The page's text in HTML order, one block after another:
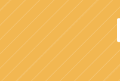
Skip
to
content